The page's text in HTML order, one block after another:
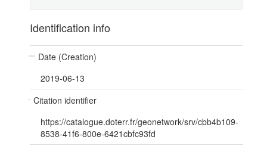
Identification info
Date (Creation)
2019-06-13
Citation identifier
https://catalogue.doterr.fr/geonetwork/srv/cbb4b109-
8538-41f6-800e-6421cbfc93fd